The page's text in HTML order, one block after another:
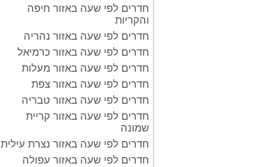
חדרים לפי שעה באזור חיפה
והקריות
חדרים לפי שעה באזור נהריה
חדרים לפי שעה באזור כרמיאל
חדרים לפי שעה באזור מעלות
חדרים לפי שעה באזור צפת
חדרים לפי שעה באזור טבריה
חדרים לפי שעה באזור קריית
שמונה
חדרים לפי שעה באזור נצרת עילית
חדרים לפי שעה באזור עפולה